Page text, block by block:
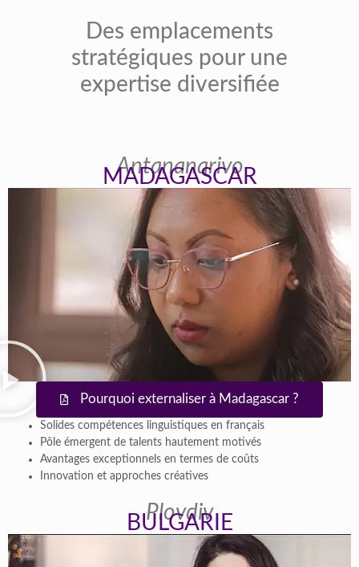
Des emplacements
stratégiques pour une
expertise diversifiée
Antananarivo
MADAGASCAR
Pourquoi externaliser à Madagascar ?
Solides compétences linguistiques en français
Pôle émergent de talents hautement motivés
Avantages exceptionnels en termes de coûts
Innovation et approches créatives
Plovdiv
BULGARIE